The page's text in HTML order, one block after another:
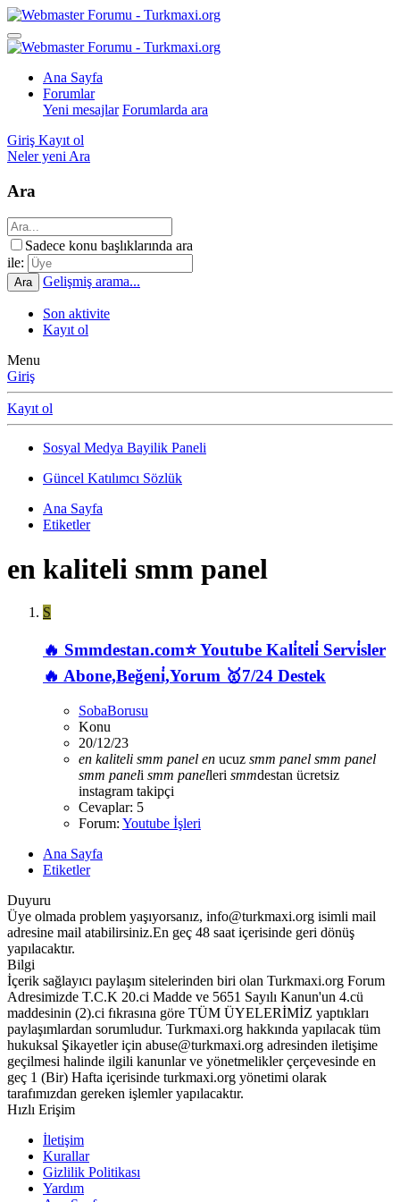
Ana Sayfa
Forumlar
Yeni mesajlar Forumlarda ara
Giriş Kayıt ol
Neler yeni Ara
Ara
Sadece konu başlıklarında ara
ile:
Ara Gelişmiş arama...
Son aktivite
Kayıt ol
Menu
Giriş
Kayıt ol
Sosyal Medya Bayilik Paneli
Güncel Katılımcı Sözlük
Ana Sayfa
Etiketler
en kaliteli smm panel
S
🔥 Smmdestan.com⭐ Youtube Kali̇teli̇ Servi̇sler
🔥 Abone,Beğeni̇,Yorum 🥇7/24 Destek
SobaBorusu
Konu
20/12/23
en kaliteli smm panel en ucuz smm panel smm panel
smm paneli smm panelleri smmdestan ücretsiz
instagram takipçi
Cevaplar: 5
Forum: Youtube İşleri
Ana Sayfa
Etiketler
Duyuru
Üye olmada problem yaşıyorsanız, info@turkmaxi.org isimli mail
adresine mail atabilirsiniz.En geç 48 saat içerisinde geri dönüş
yapılacaktır.
Bilgi
İçerik sağlayıcı paylaşım sitelerinden biri olan Turkmaxi.org Forum
Adresimizde T.C.K 20.ci Madde ve 5651 Sayılı Kanun'un 4.cü
maddesinin (2).ci fıkrasına göre TÜM ÜYELERİMİZ yaptıkları
paylaşımlardan sorumludur. Turkmaxi.org hakkında yapılacak tüm
hukuksal Şikayetler için abuse@turkmaxi.org adresinden iletişime
geçilmesi halinde ilgili kanunlar ve yönetmelikler çerçevesinde en
geç 1 (Bir) Hafta içerisinde turkmaxi.org yönetimi olarak
tarafımızdan gereken işlemler yapılacaktır.
Hızlı Erişim
İletişim
Kurallar
Gizlilik Politikası
Yardım